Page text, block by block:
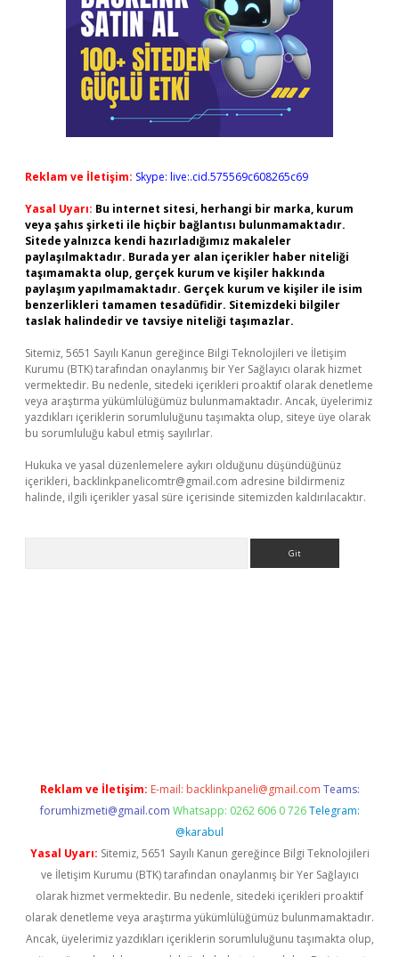
Reklam ve İletişim: Skype: live:.cid.575569c608265c69
Yasal Uyarı: Bu internet sitesi, herhangi bir marka, kurum
veya şahıs şirketi ile hiçbir bağlantısı bulunmamaktadır.
Sitede yalnızca kendi hazırladığımız makaleler
paylaşılmaktadır. Burada yer alan içerikler haber niteliği
taşımamakta olup, gerçek kurum ve kişiler hakkında
paylaşım yapılmamaktadır. Gerçek kurum ve kişiler ile isim
benzerlikleri tamamen tesadüfidir. Sitemizdeki bilgiler
taslak halindedir ve tavsiye niteliği taşımazlar.
Sitemiz, 5651 Sayılı Kanun gereğince Bilgi Teknolojileri ve İletişim
Kurumu (BTK) tarafından onaylanmış bir Yer Sağlayıcı olarak hizmet
vermektedir. Bu nedenle, sitedeki içerikleri proaktif olarak denetleme
veya araştırma yükümlülüğümüz bulunmamaktadır. Ancak, üyelerimiz
yazdıkları içeriklerin sorumluluğunu taşımakta olup, siteye üye olarak
bu sorumluluğu kabul etmiş sayılırlar.
Hukuka ve yasal düzenlemelere aykırı olduğunu düşündüğünüz
içerikleri, backlinkpanelicomtr@gmail.com adresine bildirmeniz
halinde, ilgili içerikler yasal süre içerisinde sitemizden kaldırılacaktır.
Reklam ve İletişim: E-mail: backlinkpaneli@gmail.com Teams:
forumhizmeti@gmail.com Whatsapp: 0262 606 0 726 Telegram:
@karabul
Yasal Uyarı: Sitemiz, 5651 Sayılı Kanun gereğince Bilgi Teknolojileri
ve İletişim Kurumu (BTK) tarafından onaylanmış bir Yer Sağlayıcı
olarak hizmet vermektedir. Bu nedenle, sitedeki içerikleri proaktif
olarak denetleme veya araştırma yükümlülüğümüz bulunmamaktadır.
Ancak, üyelerimiz yazdıkları içeriklerin sorumluluğunu taşımakta olup,